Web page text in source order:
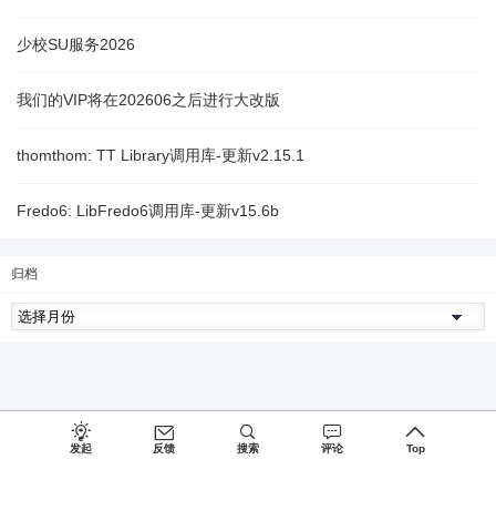
少校SU服务2026
我们的VIP将在202606之后进行大改版
thomthom: TT Library调用库-更新v2.15.1
Fredo6: LibFredo6调用库-更新v15.6b
归档
发起 反馈 搜索 评论 Top